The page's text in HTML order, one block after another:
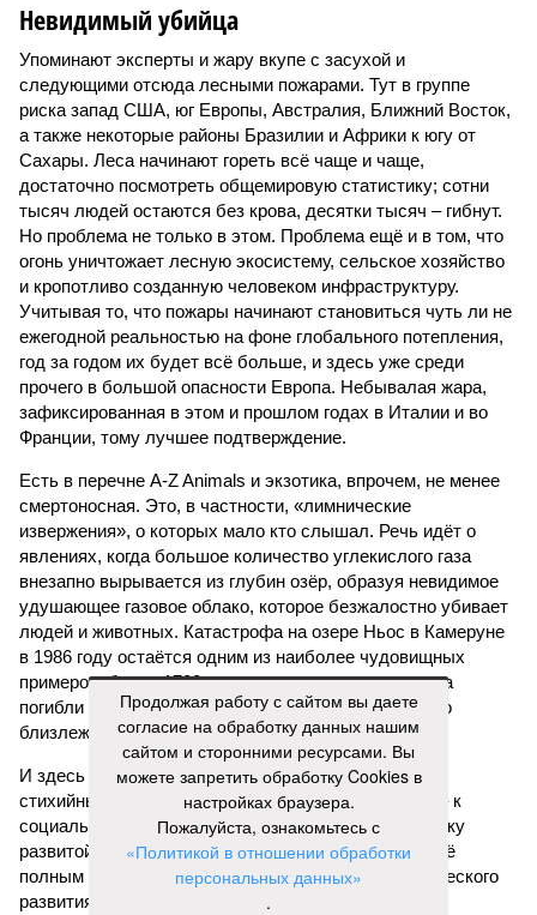
Невидимый убийца
Упоминают эксперты и жару вкупе с засухой и
следующими отсюда лесными пожарами. Тут в группе
риска запад США, юг Европы, Австралия, Ближний Восток,
а также некоторые районы Бразилии и Африки к югу от
Сахары. Леса начинают гореть всё чаще и чаще,
достаточно посмотреть общемировую статистику; сотни
тысяч людей остаются без крова, десятки тысяч – гибнут.
Но проблема не только в этом. Проблема ещё и в том, что
огонь уничтожает лесную экосистему, сельское хозяйство
и кропотливо созданную человеком инфраструктуру.
Учитывая то, что пожары начинают становиться чуть ли не
ежегодной реальностью на фоне глобального потепления,
год за годом их будет всё больше, и здесь уже среди
прочего в большой опасности Европа. Небывалая жара,
зафиксированная в этом и прошлом годах в Италии и во
Франции, тому лучшее подтверждение.
Есть в перечне A-Z Animals и экзотика, впрочем, не менее
смертоносная. Это, в частности, «лимнические
извержения», о которых мало кто слышал. Речь идёт о
явлениях, когда большое количество углекислого газа
внезапно вырывается из глубин озёр, образуя невидимое
удушающее газовое облако, которое безжалостно убивает
людей и животных. Катастрофа на озере Ньос в Камеруне
в 1986 году остаётся одним из наиболее чудовищных
примеров: более 1700 человек и тысячи голов скота
погибли из-за внезапного выброса CO₂, накрывшего
близлежащие деревни.
И здесь мы плавно подходим к тому, чем все эти
стихийные бедствия могут закончиться. А именно – к
социальному коллапсу, то есть фактическому упадку
развитой цивилизации, зачастую с последующим её
полным уничтожением. Среди причин такого трагического
развития событий учёные называют деградацию
Продолжая работу с сайтом вы даете
согласие на обработку данных нашим
сайтом и сторонними ресурсами. Вы
можете запретить обработку Cookies в
настройках браузера.
Пожалуйста, ознакомьтесь с
«Политикой в отношении обработки
персональных данных»
.